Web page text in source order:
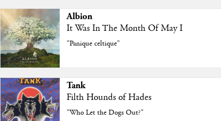
Albion
It Was In The Month Of May I
"Panique celtique"
Tank
Filth Hounds of Hades
"Who Let the Dogs Out?"